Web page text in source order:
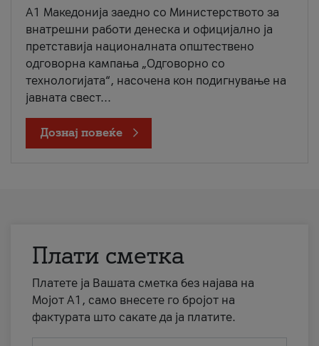
A1 Македонија заедно со Министерството за
внатрешни работи денеска и официјално ја
претставија националната општествено
одговорна кампања „Одговорно со
технологијата“, насочена кон подигнување на
јавната свест...
Дознај повеќе
Плати сметка
Платете ја Вашата сметка без најава на
Мојот А1, само внесете го бројот на
фактурата што сакате да ја платите.